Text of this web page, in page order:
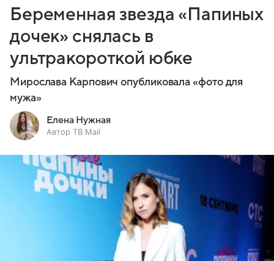
Беременная звезда «Папиных
дочек» снялась в
ультракороткой юбке
Мирослава Карпович опубликовала «фото для
мужа»
Елена Нужная
Автор ТВ Mail